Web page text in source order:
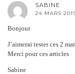
SABINE
24 MARS
Bonjour
J’aimerai tester ces 2
Merci pour ces articles
Sabine